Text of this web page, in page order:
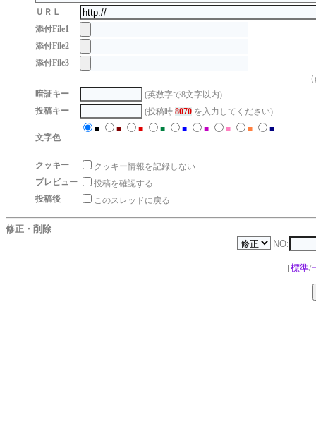
ＵＲＬ
添付File1
添付File2
添付File3
暗証キー
(英数字で8文字以内)
投稿キー
(投稿時 8070 を入力してください)
文字色
■ ■ ■ ■ ■ ■ ■ ■ ■
クッキー
クッキー情報を記録しない
プレビュー
投稿を確認する
投稿後
このスレッドに戻る
修正・削除
NO:
[標準/